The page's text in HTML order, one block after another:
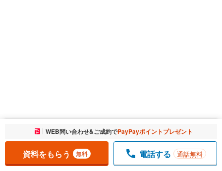
お気に入りに追加しました。 一覧を開く
WEB問い合わせ&ご成約でPayPayポイントプレゼント
資料をもらう 無料 電話する 通話無料